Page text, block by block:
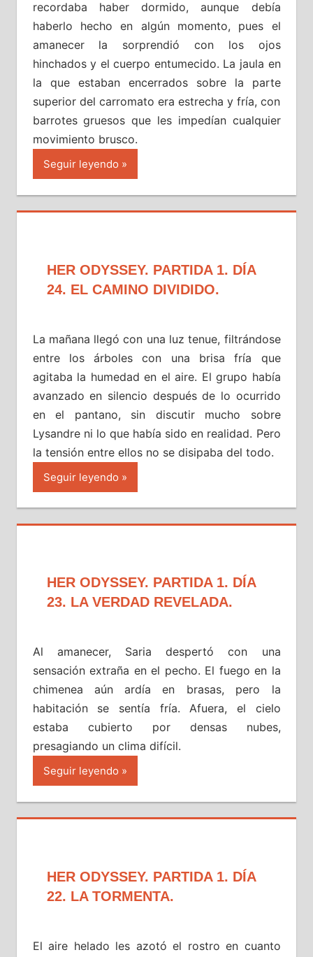
recordaba haber dormido, aunque debía
haberlo hecho en algún momento, pues el
amanecer la sorprendió con los ojos
hinchados y el cuerpo entumecido. La jaula en
la que estaban encerrados sobre la parte
superior del carromato era estrecha y fría, con
barrotes gruesos que les impedían cualquier
movimiento brusco.
Seguir leyendo
HER ODYSSEY. PARTIDA 1. DÍA
24. EL CAMINO DIVIDIDO.
La mañana llegó con una luz tenue, filtrándose
entre los árboles con una brisa fría que
agitaba la humedad en el aire. El grupo había
avanzado en silencio después de lo ocurrido
en el pantano, sin discutir mucho sobre
Lysandre ni lo que había sido en realidad. Pero
la tensión entre ellos no se disipaba del todo.
Seguir leyendo
HER ODYSSEY. PARTIDA 1. DÍA
23. LA VERDAD REVELADA.
Al amanecer, Saria despertó con una
sensación extraña en el pecho. El fuego en la
chimenea aún ardía en brasas, pero la
habitación se sentía fría. Afuera, el cielo
estaba cubierto por densas nubes,
presagiando un clima difícil.
Seguir leyendo
HER ODYSSEY. PARTIDA 1. DÍA
22. LA TORMENTA.
El aire helado les azotó el rostro en cuanto